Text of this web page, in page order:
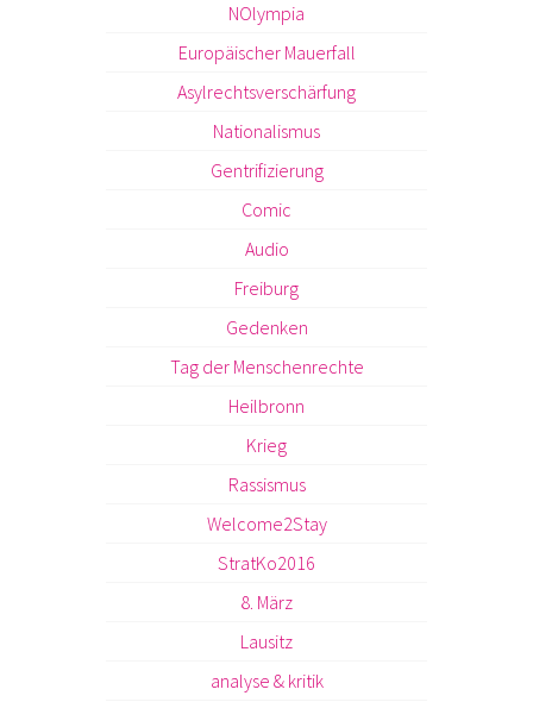
NOlympia
Europäischer Mauerfall
Asylrechtsverschärfung
Nationalismus
Gentrifizierung
Comic
Audio
Freiburg
Gedenken
Tag der Menschenrechte
Heilbronn
Krieg
Rassismus
Welcome2Stay
StratKo2016
8. März
Lausitz
analyse & kritik